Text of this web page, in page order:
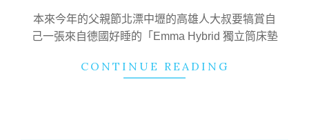
12
本來今年的父親節北漂中壢的高雄人大叔要犒賞自
己一張來自德國好睡的「Emma Hybrid 獨立筒床墊
CONTINUE READING